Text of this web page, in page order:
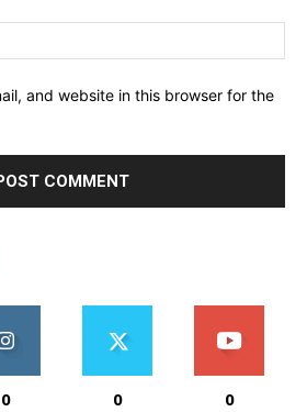
and website in this browser for the
0 0 0